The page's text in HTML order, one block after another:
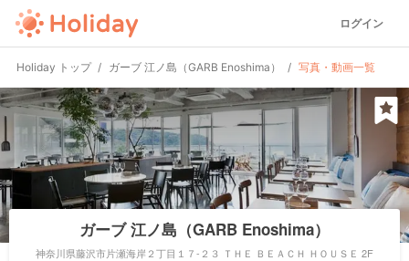
ログイン
Holiday トップ ガーブ 江ノ島（GARB Enoshima） 写真・動画一覧
ガーブ 江ノ島（GARB Enoshima）
神奈川県藤沢市片瀬海岸２丁目１７-２３ ＴＨＥ ＢＥＡＣＨ ＨＯＵＳＥ 2F